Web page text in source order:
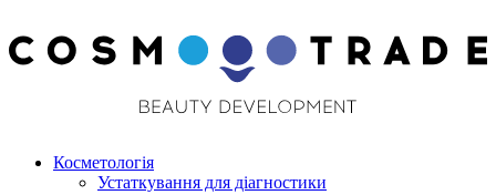
Косметологія
Устаткування для діагностики